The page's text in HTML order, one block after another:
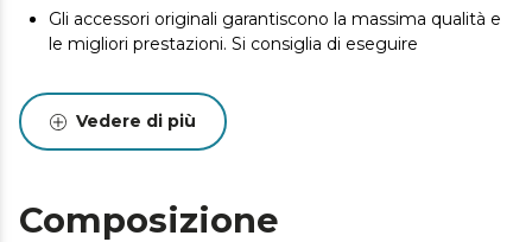
Gli accessori originali garantiscono la massima qualità e
le migliori prestazioni. Si consiglia di eseguire
Vedere di più
Composizione